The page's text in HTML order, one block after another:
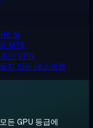
등
MT5
인 VPN
지 않는 데스크톱
든 GPU 등급에